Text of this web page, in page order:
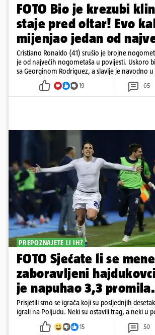
FOTO Bio je krezubi
staje pred oltar! Evo
mijenjao jedan od
Cristiano Ronaldo (41) srušio je brojne
je od najvećih nogometaša u povijesti. Uskoro
sa Georginom Rodriguez, a slavlje je navodno
19 65
PREPOZNAJETE LI IH?
FOTO Sjećate li se
zaboravljeni
je napuhao 3,3
Prisjetili smo se igrača koji su posljednjih
igrali na Poljudu. Neki su ostavili trag, a neki u
15 50